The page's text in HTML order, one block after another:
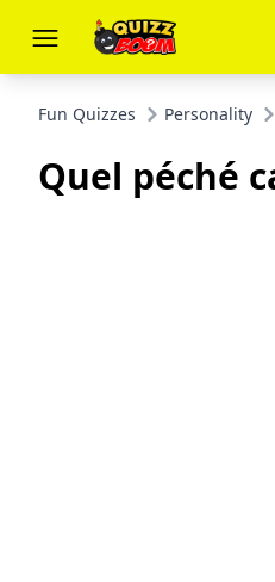
Fun Quizzes Personality
Quel péché